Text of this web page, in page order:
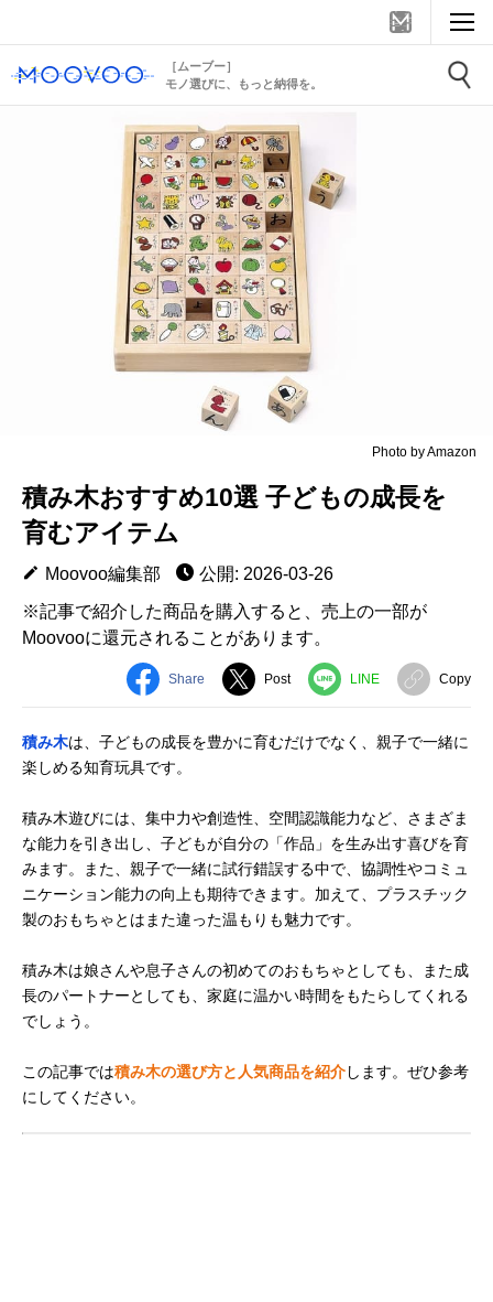
［ムーブー］
モノ選びに、もっと納得を。
Photo by Amazon
積み木おすすめ10選 子どもの成長を
育むアイテム
Moovoo編集部
公開: 2026-03-26
※記事で紹介した商品を購入すると、売上の一部が
Moovooに還元されることがあります。
Share Post LINE Copy
積み木は、子どもの成長を豊かに育むだけでなく、親子で一緒に
楽しめる知育玩具です。
積み木遊びには、集中力や創造性、空間認識能力など、さまざま
な能力を引き出し、子どもが自分の「作品」を生み出す喜びを育
みます。また、親子で一緒に試行錯誤する中で、協調性やコミュ
ニケーション能力の向上も期待できます。加えて、プラスチック
製のおもちゃとはまた違った温もりも魅力です。
積み木は娘さんや息子さんの初めてのおもちゃとしても、また成
長のパートナーとしても、家庭に温かい時間をもたらしてくれる
でしょう。
この記事では積み木の選び方と人気商品を紹介します。ぜひ参考
にしてください。